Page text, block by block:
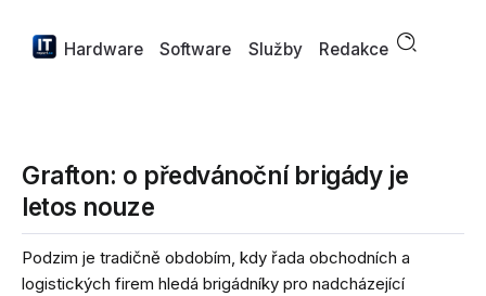
Hardware Software Služby Redakce
Grafton: o předvánoční brigády je
letos nouze
Podzim je tradičně obdobím, kdy řada obchodních a
logistických firem hledá brigádníky pro nadcházející